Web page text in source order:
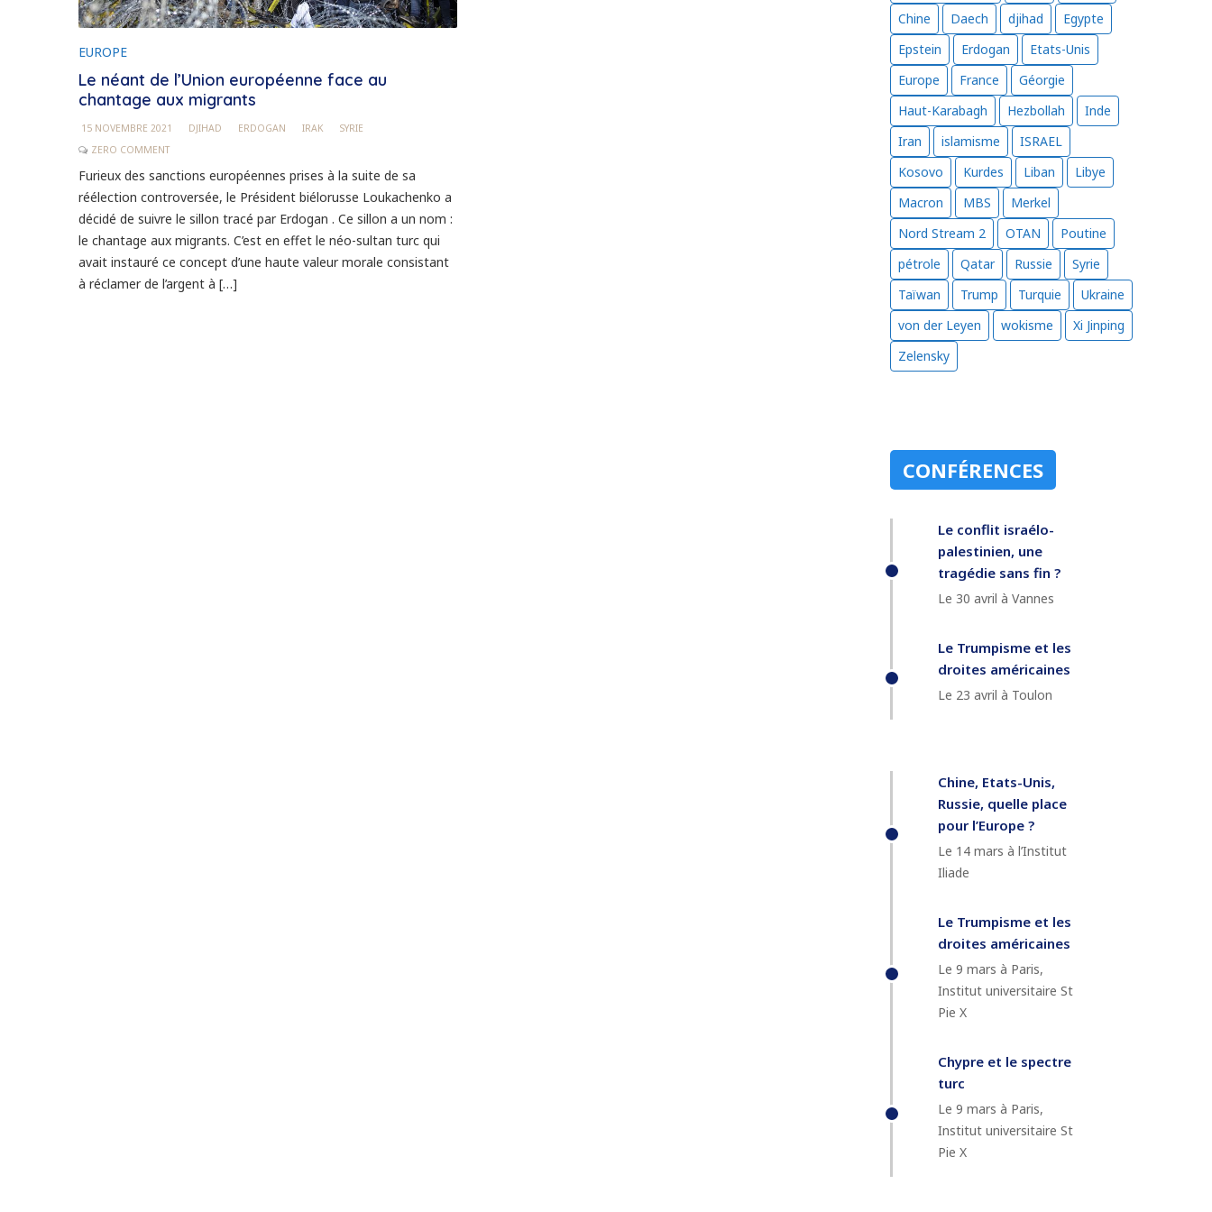
EUROPE
Le néant de l’Union européenne face au
chantage aux migrants
15 NOVEMBRE 2021 DJIHAD ERDOGAN IRAK
SYRIE
ZERO COMMENT
Furieux des sanctions européennes prises à la suite de sa
réélection controversée, le Président biélorusse Loukachenko a
décidé de suivre le sillon tracé par Erdogan . Ce sillon a un nom :
le chantage aux migrants. C’est en effet le néo-sultan turc qui
avait instauré ce concept d’une haute valeur morale consistant
à réclamer de l’argent à […]
Chine
Daech djihad
Egypte
Epstein
Erdogan
Etats-Unis
Europe
France
Géorgie
Haut-Karabagh
Hezbollah
Inde
Iran
islamisme
ISRAEL
Kosovo
Kurdes Liban
Libye
Macron
MBS
Merkel
Nord Stream 2
OTAN
Poutine
pétrole
Qatar Russie
Syrie
Taïwan
Trump Turquie
Ukraine
von der Leyen
wokisme
Xi Jinping
Zelensky
CONFÉRENCES
Le conflit israélo-
palestinien, une
tragédie sans fin ?
Le 30 avril à Vannes
Le Trumpisme et les
droites américaines
Le 23 avril à Toulon
Chine, Etats-Unis,
Russie, quelle place
pour l’Europe ?
Le 14 mars à l’Institut
Iliade
Le Trumpisme et les
droites américaines
Le 9 mars à Paris,
Institut universitaire St
Pie X
Chypre et le spectre
turc
Le 9 mars à Paris,
Institut universitaire St
Pie X